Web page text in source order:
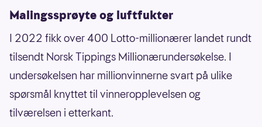
Malingssprøyte og luftfukter
I 2022 fikk over 400 Lotto-millionærer landet rundt
tilsendt Norsk Tippings Millionærundersøkelse. I
undersøkelsen har millionvinnerne svart på ulike
spørsmål knyttet til vinneropplevelsen og
tilværelsen i etterkant.